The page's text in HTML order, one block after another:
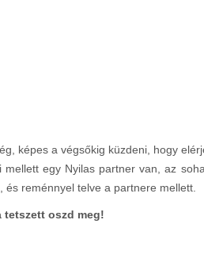
képes a végsőkig küzdeni, hogy
mellett egy Nyilas partner van, az
és reménnyel telve a partnere mellett.
tetszett oszd meg!